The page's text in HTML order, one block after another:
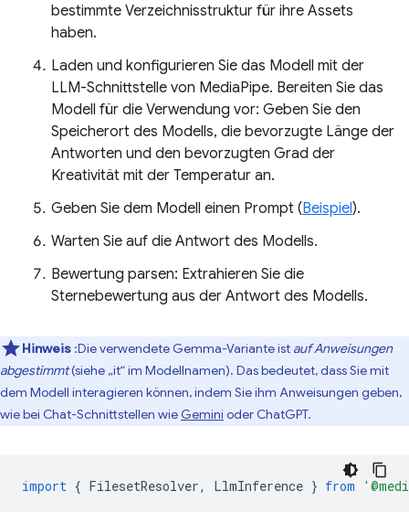
bestimmte Verzeichnisstruktur für ihre Assets
haben.
Laden und konfigurieren Sie das Modell mit der
LLM-Schnittstelle von MediaPipe. Bereiten Sie das
Modell für die Verwendung vor: Geben Sie den
Speicherort des Modells, die bevorzugte Länge der
Antworten und den bevorzugten Grad der
Kreativität mit der Temperatur an.
Geben Sie dem Modell einen Prompt (Beispiel).
Warten Sie auf die Antwort des Modells.
Bewertung parsen: Extrahieren Sie die
Sternebewertung aus der Antwort des Modells.
Hinweis :Die verwendete Gemma-Variante ist auf Anweisungen
abgestimmt(siehe „it“ im Modellnamen). Das bedeutet, dass Sie mit
dem Modell interagieren können, indem Sie ihm Anweisungen geben,
wie bei Chat-Schnittstellen wie Gemini oder ChatGPT.
import { FilesetResolver, LlmInference } from